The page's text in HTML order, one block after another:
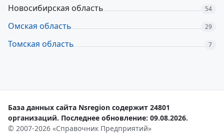
Новосибирская область 54
Омская область 29
Томская область 7
База данных сайта Nsregion содержит 24801
организаций. Последнее обновление: 09.08.2026.
© 2007-2026 «Справочник Предприятий»